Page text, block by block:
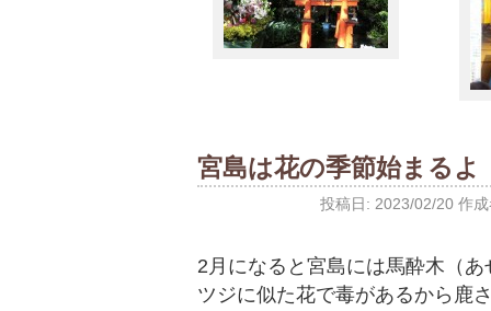
宮島は花の季節始まるよ
投稿日: 2023/02/20 作
2月になると宮島には馬酔木（
ツジに似た花で毒があるから鹿